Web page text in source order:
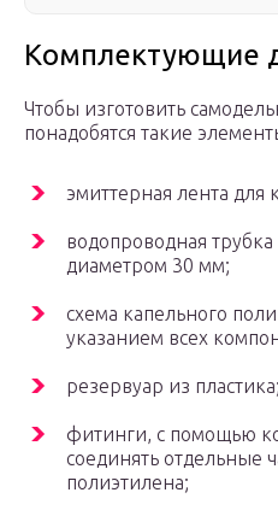
Комплектующие
Чтобы изготовить
понадобятся такие
эмиттерная лента
водопроводная
диаметром 30 мм;
схема капельного
указанием всех
резервуар из пластика;
фитинги, с помощью
соединять отдельные
полиэтилена;